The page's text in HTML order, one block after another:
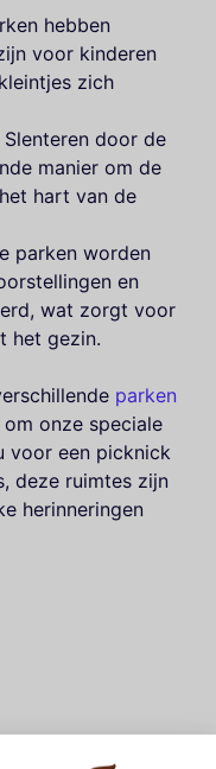
hebben
voor kinderen
zich
Slenteren door de
manier om de
hart van de
parken worden
en
wat zorgt voor
het gezin.
parken
onze speciale
voor een picknick
deze ruimtes zijn
herinneringen